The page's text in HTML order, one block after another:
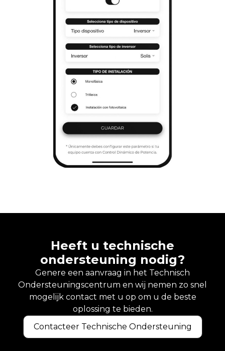
Heeft u technische
ondersteuning nodig?
Genere een aanvraag in het Technisch
Ondersteuningscentrum en wij nemen zo snel
mogelijk contact met u op om u de beste
oplossing te bieden.
Contacteer Technische Ondersteuning